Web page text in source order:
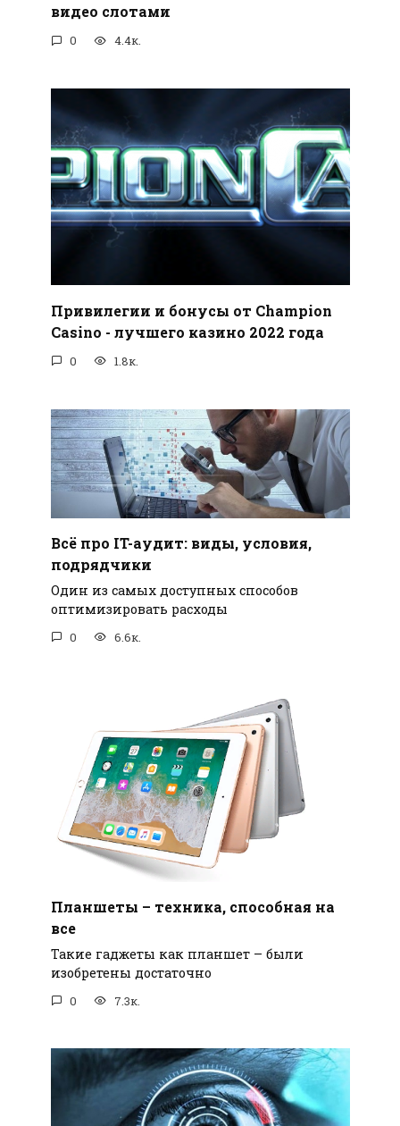
видео слотами
0 4.4к.
Привилегии и бонусы от Champion
Casino - лучшего казино 2022 года
0 1.8к.
Всё про IT-аудит: виды, условия,
подрядчики
Один из самых доступных способов
оптимизировать расходы
0 6.6к.
Планшеты – техника, способная на
все
Такие гаджеты как планшет – были
изобретены достаточно
0 7.3к.